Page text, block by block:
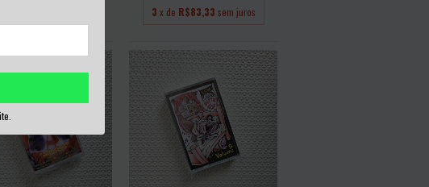
3 x de R$83,33 sem juros